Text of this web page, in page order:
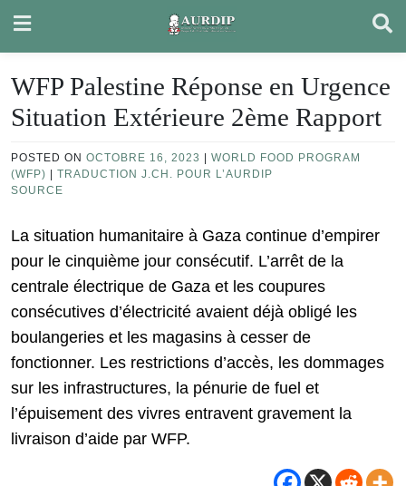
content
WFP Palestine Réponse en Urgence
Situation Extérieure 2ème Rapport
POSTED ON OCTOBRE 16, 2023
WORLD FOOD PROGRAM
(WFP)
TRADUCTION J.CH. POUR L’AURDIP
SOURCE
La situation humanitaire à Gaza continue d’empirer
pour le cinquième jour consécutif. L’arrêt de la
centrale électrique de Gaza et les coupures
consécutives d’électricité avaient déjà obligé les
boulangeries et les magasins à cesser de
fonctionner. Les restrictions d’accès, les dommages
sur les infrastructures, la pénurie de fuel et
l’épuisement des vivres entravent gravement la
livraison d’aide par WFP.